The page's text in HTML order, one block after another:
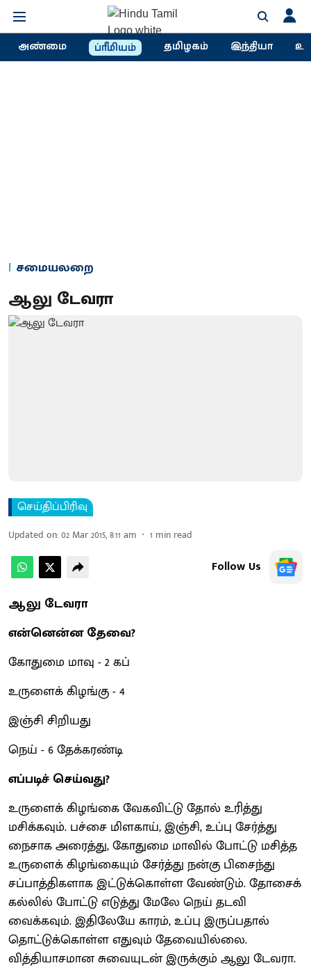
அண்மை ப்ரீமியம் தமிழகம் இந்தியா
சமையலறை
ஆலு டேவரா
செய்திப்பிரிவு
Updated on:02 Mar 2015, 8:11 am 1 min read
Follow Us
ஆலு டேவரா
என்னென்ன தேவை?
கோதுமை மாவு - 2 கப்
உருளைக் கிழங்கு - 4
இஞ்சி சிறியது
நெய் - 6 தேக்கரண்டி
எப்படிச் செய்வது?
உருளைக் கிழங்கை வேகவிட்டு தோல் உரித்து
மசிக்கவும். பச்சை மிளகாய், இஞ்சி, உப்பு சேர்த்து
நைசாக அரைத்து, கோதுமை மாவில் போட்டு மசித்த
உருளைக் கிழங்கையும் சேர்த்து நன்கு பிசைந்து
சப்பாத்திகளாக இட்டுக்கொள்ள வேண்டும். தோசைக்
கல்லில் போட்டு எடுத்து மேலே நெய் தடவி
வைக்கவும். இதிலேயே காரம், உப்பு இருப்பதால்
தொட்டுக்கொள்ள எதுவும் தேவையில்லை.
வித்தியாசமான சுவையுடன் இருக்கும் ஆலு டேவரா.